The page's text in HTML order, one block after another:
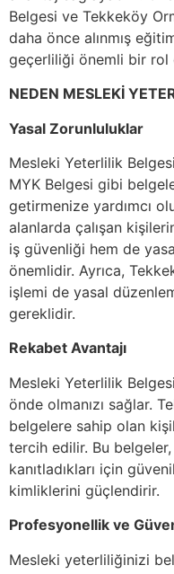
Belgesi ve Tekkeköy
daha önce alınmış
geçerliliği önemli bir rol
NEDEN MESLEKİ
Yasal Zorunluluklar
Mesleki Yeterlilik
MYK Belgesi gibi
getirmenize yardımcı
alanlarda çalışan
iş güvenliği hem de
önemlidir. Ayrıca,
işlemi de yasal
gereklidir.
Rekabet Avantajı
Mesleki Yeterlilik
önde olmanızı sağlar.
belgelere sahip olan
tercih edilir. Bu
kanıtladıkları için
kimliklerini güçlendirir.
Profesyonellik ve
Mesleki yeterliliğinizi